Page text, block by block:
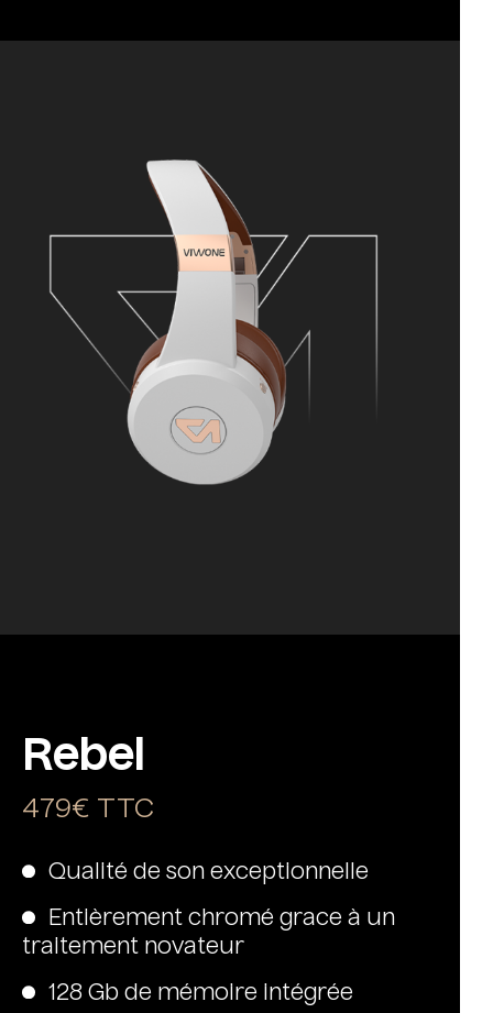
Rebel
479€ TTC
Qualité de son exceptionnelle
Entièrement chromé grace à un
traitement novateur
128 Gb de mémoire intégrée